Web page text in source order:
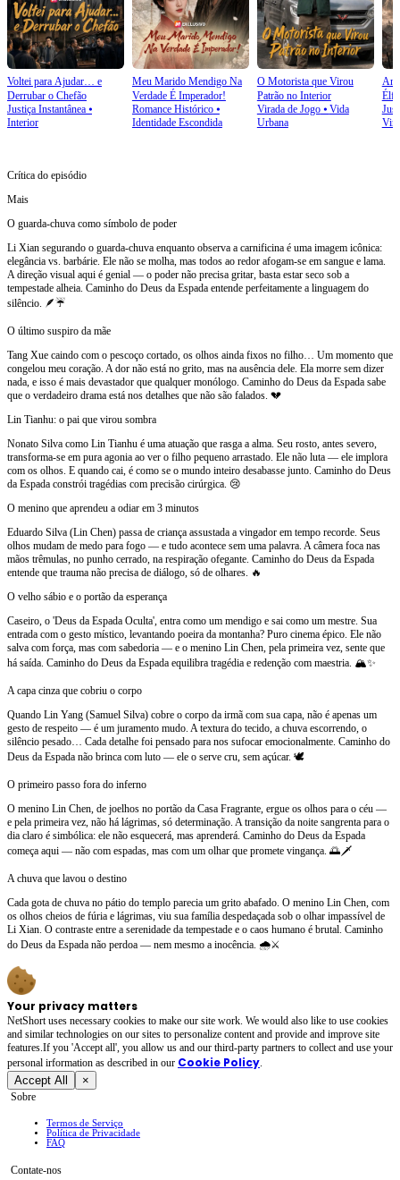
Voltei para Ajudar… e
Derrubar o Chefão
Justiça Instantânea ⦁
Interior
Meu Marido Mendigo Na
Verdade É Imperador!
Romance Histórico⦁
Identidade Escondida
O Motorista que Virou
Patrão no Interior
Virada de Jogo⦁ Vida
Urbana
Crítica do episódio
Mais
O guarda-chuva como símbolo de poder
Li Xian segurando o guarda-chuva enquanto observa a carnificina é uma imagem icônica:
elegância vs. barbárie. Ele não se molha, mas todos ao redor afogam-se em sangue e lama.
A direção visual aqui é genial — o poder não precisa gritar, basta estar seco sob a
tempestade alheia. Caminho do Deus da Espada entende perfeitamente a linguagem do
silêncio. 🪶☔
O último suspiro da mãe
Tang Xue caindo com o pescoço cortado, os olhos ainda fixos no filho… Um momento que
congelou meu coração. A dor não está no grito, mas na ausência dele. Ela morre sem dizer
nada, e isso é mais devastador que qualquer monólogo. Caminho do Deus da Espada sabe
que o verdadeiro drama está nos detalhes que não são falados. 💔
Lin Tianhu: o pai que virou sombra
Nonato Silva como Lin Tianhu é uma atuação que rasga a alma. Seu rosto, antes severo,
transforma-se em pura agonia ao ver o filho pequeno arrastado. Ele não luta — ele implora
com os olhos. E quando cai, é como se o mundo inteiro desabasse junto. Caminho do Deus
da Espada constrói tragédias com precisão cirúrgica. 😢
O menino que aprendeu a odiar em 3 minutos
Eduardo Silva (Lin Chen) passa de criança assustada a vingador em tempo recorde. Seus
olhos mudam de medo para fogo — e tudo acontece sem uma palavra. A câmera foca nas
mãos trêmulas, no punho cerrado, na respiração ofegante. Caminho do Deus da Espada
entende que trauma não precisa de diálogo, só de olhares. 🔥
O velho sábio e o portão da esperança
Caseiro, o 'Deus da Espada Oculta', entra como um mendigo e sai como um mestre. Sua
entrada com o gesto místico, levantando poeira da montanha? Puro cinema épico. Ele não
salva com força, mas com sabedoria — e o menino Lin Chen, pela primeira vez, sente que
há saída. Caminho do Deus da Espada equilibra tragédia e redenção com maestria. 🏔️✨
A capa cinza que cobriu o corpo
Quando Lin Yang (Samuel Silva) cobre o corpo da irmã com sua capa, não é apenas um
gesto de respeito — é um juramento mudo. A textura do tecido, a chuva escorrendo, o
silêncio pesado… Cada detalhe foi pensado para nos sufocar emocionalmente. Caminho do
Deus da Espada não brinca com luto — ele o serve cru, sem açúcar. 🕊️
O primeiro passo fora do inferno
O menino Lin Chen, de joelhos no portão da Casa Fragrante, ergue os olhos para o céu —
e pela primeira vez, não há lágrimas, só determinação. A transição da noite sangrenta para o
dia claro é simbólica: ele não esquecerá, mas aprenderá. Caminho do Deus da Espada
começa aqui — não com espadas, mas com um olhar que promete vingança. 🌅🗡️
A chuva que lavou o destino
Cada gota de chuva no pátio do templo parecia um grito abafado. O menino Lin Chen, com
os olhos cheios de fúria e lágrimas, viu sua família despedaçada sob o olhar impassível de
Li Xian. O contraste entre a serenidade da tempestade e o caos humano é brutal. Caminho
do Deus da Espada não perdoa — nem mesmo a inocência. 🌧️⚔️
Your privacy matters
NetShort uses necessary cookies to make our site work. We would also like to use cookies
and similar technologies on our sites to personalize content and provide and improve site
features.If you 'Accept all', you allow us and our third-party partners to collect and use your
personal irformation as described in our Cookie Policy.
Accept All ×
Sobre
Termos de Serviço
Política de Privacidade
FAQ
Contate-nos